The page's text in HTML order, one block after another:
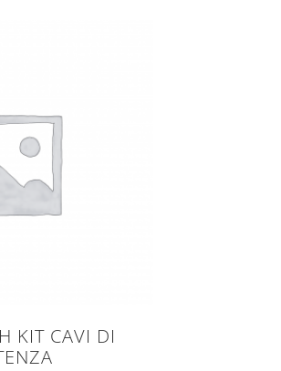
KIT CAVI DI